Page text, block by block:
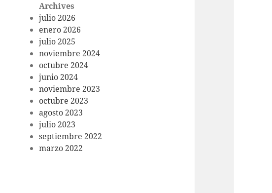
Archives
julio 2026
enero 2026
julio 2025
noviembre 2024
octubre 2024
junio 2024
noviembre 2023
octubre 2023
agosto 2023
julio 2023
septiembre 2022
marzo 2022